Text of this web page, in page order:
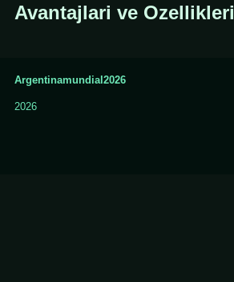
Avantajlari ve Ozellikleri
Argentinamundial2026
2026